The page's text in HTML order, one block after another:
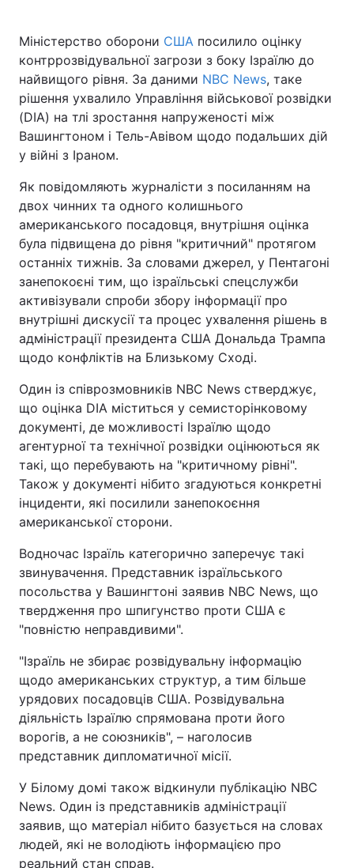
Міністерство оборони США посилило оцінку
контррозвідувальної загрози з боку Ізраїлю до
найвищого рівня. За даними NBC News, таке
рішення ухвалило Управління військової розвідки
(DIA) на тлі зростання напруженості між
Вашингтоном і Тель-Авівом щодо подальших дій
у війні з Іраном.
Як повідомляють журналісти з посиланням на
двох чинних та одного колишнього
американського посадовця, внутрішня оцінка
була підвищена до рівня "критичний" протягом
останніх тижнів. За словами джерел, у Пентагоні
занепокоєні тим, що ізраїльські спецслужби
активізували спроби збору інформації про
внутрішні дискусії та процес ухвалення рішень в
адміністрації президента США Дональда Трампа
щодо конфліктів на Близькому Сході.
Один із співрозмовників NBC News стверджує,
що оцінка DIA міститься у семисторінковому
документі, де можливості Ізраїлю щодо
агентурної та технічної розвідки оцінюються як
такі, що перебувають на "критичному рівні".
Також у документі нібито згадуються конкретні
інциденти, які посилили занепокоєння
американської сторони.
Водночас Ізраїль категорично заперечує такі
звинувачення. Представник ізраїльського
посольства у Вашингтоні заявив NBC News, що
твердження про шпигунство проти США є
"повністю неправдивими".
"Ізраїль не збирає розвідувальну інформацію
щодо американських структур, а тим більше
урядових посадовців США. Розвідувальна
діяльність Ізраїлю спрямована проти його
ворогів, а не союзників", – наголосив
представник дипломатичної місії.
У Білому домі також відкинули публікацію NBC
News. Один із представників адміністрації
заявив, що матеріал нібито базується на словах
людей, які не володіють інформацією про
реальний стан справ.